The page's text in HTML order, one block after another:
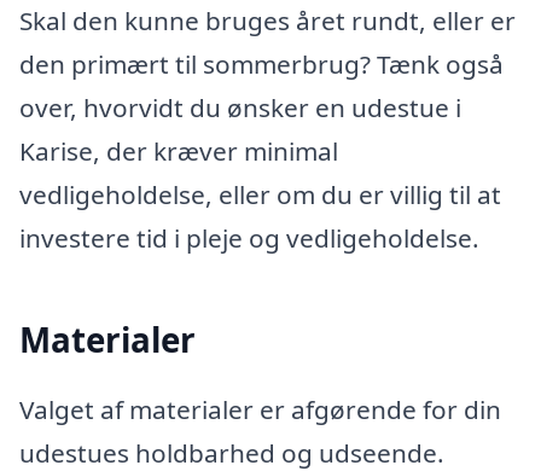
Skal den kunne bruges året rundt, eller er
den primært til sommerbrug? Tænk også
over, hvorvidt du ønsker en udestue i
Karise, der kræver minimal
vedligeholdelse, eller om du er villig til at
investere tid i pleje og vedligeholdelse.
Materialer
Valget af materialer er afgørende for din
udestues holdbarhed og udseende.